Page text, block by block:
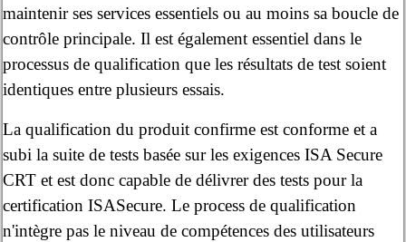
maintenir ses services essentiels ou au moins sa boucle de
contrôle principale. Il est également essentiel dans le
processus de qualification que les résultats de test soient
identiques entre plusieurs essais.
La qualification du produit confirme est conforme et a
subi la suite de tests basée sur les exigences ISA Secure
CRT et est donc capable de délivrer des tests pour la
certification ISASecure. Le process de qualification
n'intègre pas le niveau de compétences des utilisateurs